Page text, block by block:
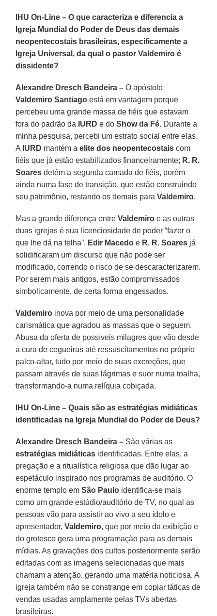
IHU On-Line – O que caracteriza e diferencia a
Igreja Mundial do Poder de Deus das demais
neopentecostais brasileiras, especificamente a
Igreja Universal, da qual o pastor Valdemiro é
dissidente?
Alexandre Dresch Bandeira – O apóstolo
Valdemiro Santiago está em vantagem porque
percebeu uma grande massa de fiéis que estavam
fora do padrão da IURD e doShow da Fé. Durante a
minha pesquisa, percebi um estrato social entre elas.
A IURD mantém aelite dos neopentecostais com
fiéis que já estão estabilizados financeiramente; R. R.
Soares detém a segunda camada de fiéis, porém
ainda numa fase de transição, que estão construindo
seu patrimônio, restando os demais paraValdemiro.
Mas a grande diferença entreValdemiro e as outras
duas igrejas é sua licenciosidade de poder “fazer o
que lhe dá na telha”. Edir Macedo e R. R. Soares já
solidificaram um discurso que não pode ser
modificado, correndo o risco de se descaracterizarem.
Por serem mais antigos, estão compromissados
simbolicamente, de certa forma engessados.
Valdemiro inova por meio de uma personalidade
carismática que agradou as massas que o seguem.
Abusa da oferta de possíveis milagres que vão desde
a cura de cegueiras até ressuscitamentos no próprio
palco-altar, tudo por meio de suas excreções, que
passam através de suas lágrimas e suor numa toalha,
transformando-a numa relíquia cobiçada.
IHU On-Line – Quais são as estratégias midiáticas
identificadas na Igreja Mundial do Poder de Deus?
Alexandre Dresch Bandeira – São várias as
estratégias midiáticas identificadas. Entre elas, a
pregação e a ritualística religiosa que dão lugar ao
espetáculo inspirado nos programas de auditório. O
enorme templo em São Paulo identifica-se mais
como um grande estúdio/auditório de TV, no qual as
pessoas vão para assistir ao vivo a seu ídolo e
apresentador,Valdemiro, que por meio da exibição e
do grotesco gera uma programação para as demais
mídias. As gravações dos cultos posteriormente serão
editadas com as imagens selecionadas que mais
chamam a atenção, gerando uma matéria noticiosa. A
igreja também não se constrange em copiar táticas de
vendas usadas amplamente pelas TVs abertas
brasileiras.